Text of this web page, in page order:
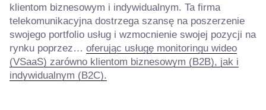
klientom biznesowym i indywidualnym. Ta firma
telekomunikacyjna dostrzega szansę na poszerzenie
swojego portfolio usług i wzmocnienie swojej pozycji na
rynku poprzez… oferując usługę monitoringu wideo
(VSaaS) zarówno klientom biznesowym (B2B), jak i
indywidualnym (B2C).